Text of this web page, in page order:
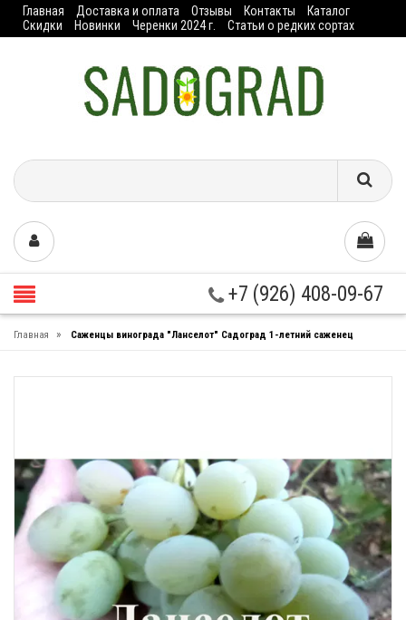
Главная Доставка и оплата Отзывы Контакты
Каталог
Скидки
Новинки Черенки 2024 г. Статьи о редких сортах
+7 (926) 408-09-67
Главная » Саженцы винограда "Ланселот" Садоград 1-летний саженец